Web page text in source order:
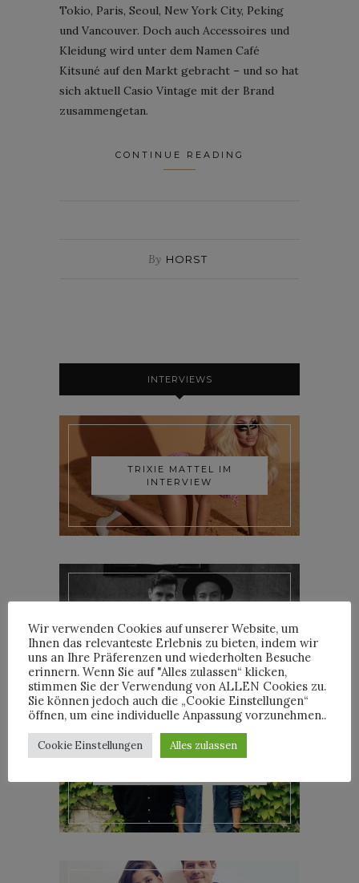
Tokio, Paris, Seoul, New York City, Peking
und Vancouver. Doch auch Accessoires und
Kleidung wird unter dem Namen Café
Kitsuné auf den Markt gebracht – und so hat
sich aktuell Casio Vintage mit der Brand
zusammengetan.
CONTINUE READING
By HORST
INTERVIEWS
TRIXIE MATTEL IM
INTERVIEW
WOODKID IM INTERVIEW
Wir verwenden Cookies auf unserer Website, um
Ihnen das relevanteste Erlebnis zu bieten, indem wir
uns an Ihre Präferenzen und wiederholten Besuche
erinnern. Wenn Sie auf "Alles zulassen“ klicken,
stimmen Sie der Verwendung von ALLEN Cookies zu.
Sie können jedoch auch die „Cookie Einstellungen“
öffnen, um eine individuelle Anpassung vorzunehmen..
Cookie Einstellungen Alles zulassen